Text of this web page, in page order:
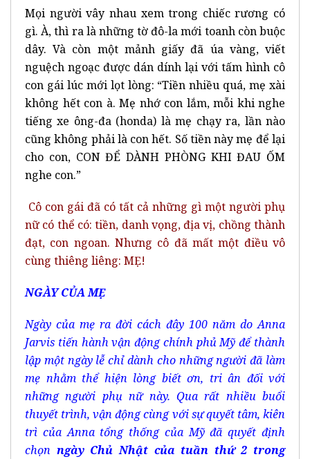
Mọi người vây nhau xem trong chiếc rương có
gì. À, thì ra là những tờ đô-la mới toanh còn buộc
dây. Và còn một mảnh giấy đã úa vàng, viết
nguệch ngoạc được dán dính lại với tấm hình cô
con gái lúc mới lọt lòng: “Tiền nhiều quá, mẹ xài
không hết con à. Mẹ nhớ con lắm, mỗi khi nghe
tiếng xe ông-đa (honda) là mẹ chạy ra, lần nào
cũng không phải là con hết. Số tiền này mẹ để lại
cho con, CON ĐỂ DÀNH PHÒNG KHI ĐAU ỐM
nghe con.”
Cô con gái đã có tất cả những gì một người phụ
nữ có thể có: tiền, danh vọng, địa vị, chồng thành
đạt, con ngoan. Nhưng cô đã mất một điều vô
cùng thiêng liêng: MẸ!
NGÀY CỦA MẸ
Ngày của mẹ ra đời cách đây 100 năm do Anna
Jarvis tiến hành vận động chính phủ Mỹ để thành
lập một ngày lễ chỉ dành cho những người đã làm
mẹ nhằm thể hiện lòng biết ơn, tri ân đối với
những người phụ nữ này. Qua rất nhiều buổi
thuyết trình, vận động cùng với sự quyết tâm, kiên
trì của Anna tổng thống của Mỹ đã quyết định
chọn ngày Chủ Nhật của tuần thứ 2 trong